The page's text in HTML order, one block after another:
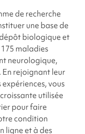
de recherche
une base de
biologique et
maladies
neurologique,
En rejoignant leur
vous
utilisée
pour faire
condition
ligne et à des